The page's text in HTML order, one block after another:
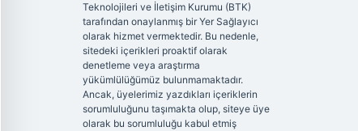
Teknolojileri ve İletişim Kurumu (BTK)
tarafından onaylanmış bir Yer Sağlayıcı
olarak hizmet vermektedir. Bu nedenle,
sitedeki içerikleri proaktif olarak
denetleme veya araştırma
yükümlülüğümüz bulunmamaktadır.
Ancak, üyelerimiz yazdıkları içeriklerin
sorumluluğunu taşımakta olup, siteye üye
olarak bu sorumluluğu kabul etmiş